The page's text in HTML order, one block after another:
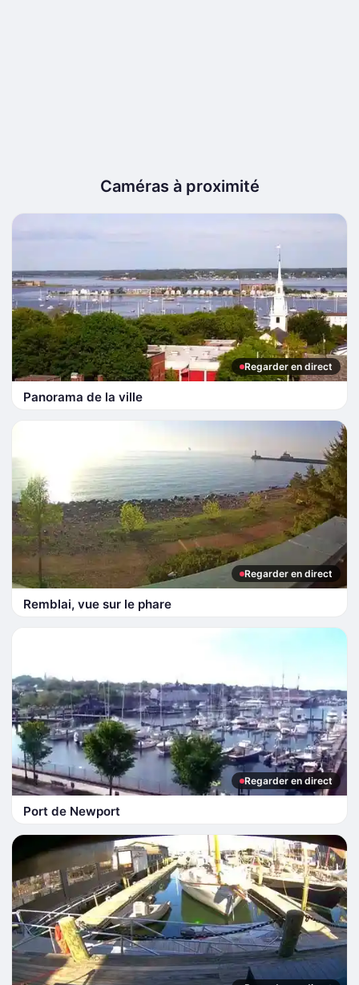
Caméras à proximité
Regarder en direct
Panorama de la ville
Regarder en direct
Remblai, vue sur le phare
Regarder en direct
Port de Newport